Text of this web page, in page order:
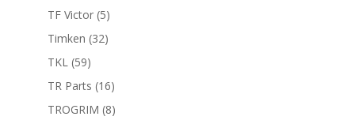
productos
TF Victor 55
productos
Timken 3232
TKL 5959
productos
TR Parts 1616
productos
TROGRIM 88